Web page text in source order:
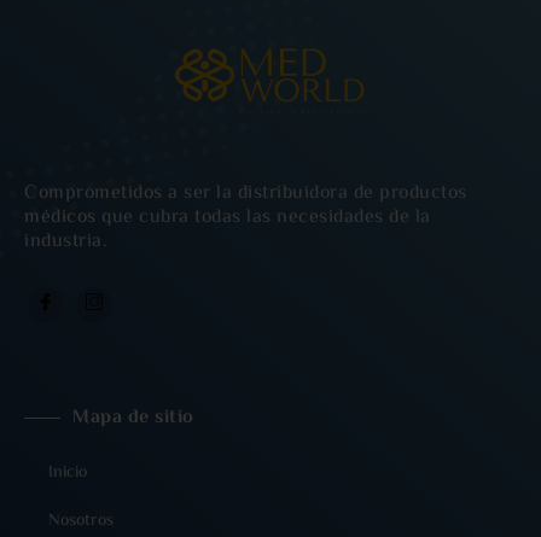
Comprometidos a ser la distribuidora de productos
médicos que cubra todas las necesidades de la
industria.
Mapa de sitio
Inicio
Nosotros